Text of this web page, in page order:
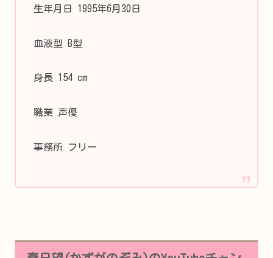
生年月日 1995年6月30日
血液型 B型
身長 154 cm
職業 声優
事務所 フリー